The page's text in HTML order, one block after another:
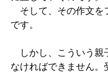
そして、その作文を
です。
しかし、こういう親
なければできません